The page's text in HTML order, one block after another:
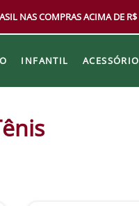
NAS COMPRAS ACIMA DE
INFANTIL